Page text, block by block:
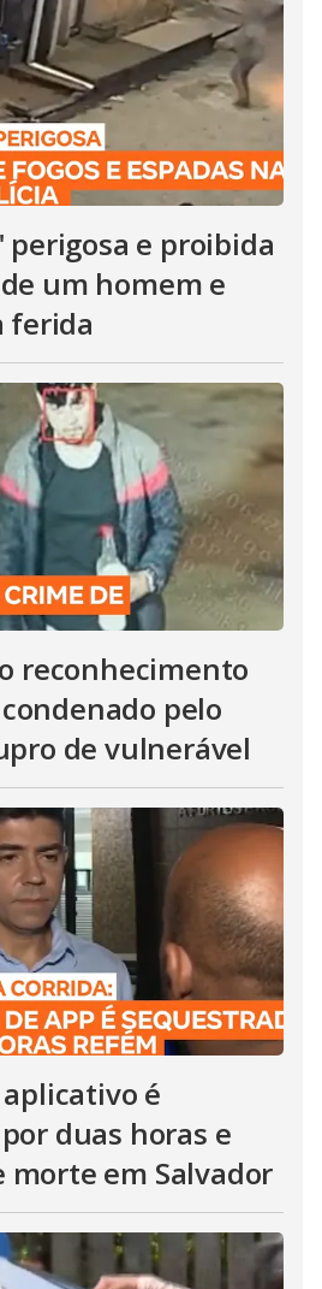
e proibida
um homem e
ferida
reconhecimento
pelo
de vulnerável
é
duas horas e
morte em Salvador